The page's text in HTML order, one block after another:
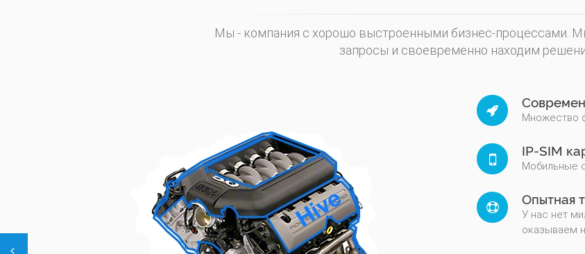
Мы - компания с хорошо выстроенными бизнес-процессами.
запросы и своевременно находим
Множество
IP-SIM
Мобильные
Опытная
У нас нет
оказываем